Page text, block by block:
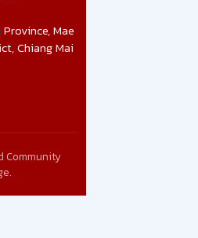
Mae
Chiang Mai
Community